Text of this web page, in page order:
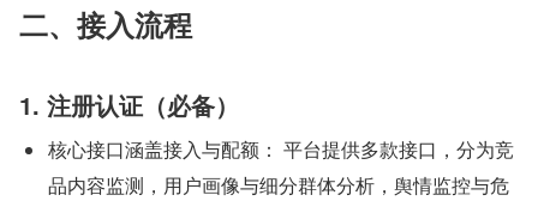
二、接入流程
1. 注册认证（必备）
核心接口涵盖接入与配额： 平台提供多款接口，分为竞
品内容监测，用户画像与细分群体分析，舆情监控与危